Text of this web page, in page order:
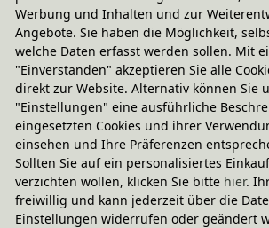
Sitzkissen 28x64 cm, bionik
In verschiedenen
Farben
24,95 €
Set
Bank
In
Farben
-20% Code
Set Sitzkissen für Levin
Bank und Stuhl
In verschiedenen
Farben
44,90 €
-20% Code
4er Set
In
Farben
-20% Code -19 %
Werbung und Inhalten und zur
Angebote. Sie haben die Möglichkeit,
welche Daten erfasst werden sollen. Mit
"Einverstanden" akzeptieren Sie alle
direkt zur Website. Alternativ können Sie
"Einstellungen" eine ausführliche
eingesetzten Cookies und ihrer
einsehen und Ihre Präferenzen
Sollten Sie auf ein personalisiertes
verzichten wollen, klicken Sie bitte hier.
freiwillig und kann jederzeit über die
Einstellungen widerrufen oder geändert